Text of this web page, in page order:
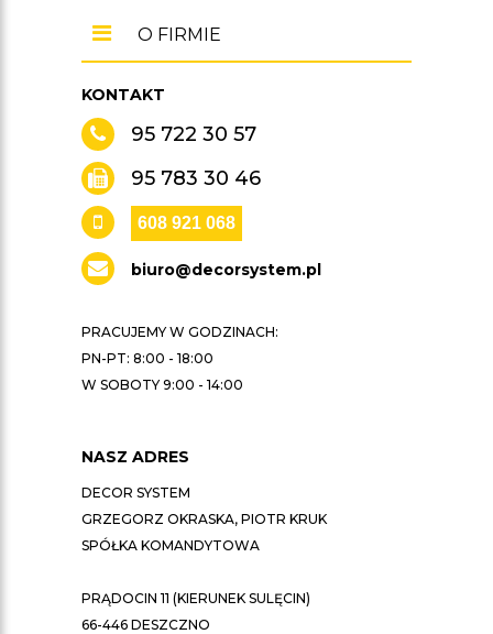
KONTAKT
95 722 30 57
95 783 30 46
608 921 068
biuro@decorsystem.pl
PRACUJEMY W GODZINACH:
PN-PT: 8:00 - 18:00
W SOBOTY 9:00 - 14:00
NASZ ADRES
DECOR SYSTEM
GRZEGORZ OKRASKA, PIOTR KRUK
SPÓŁKA KOMANDYTOWA
PRĄDOCIN 11 (KIERUNEK SULĘCIN)
66-446 DESZCZNO
O FIRMIE